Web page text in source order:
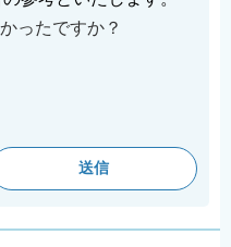
ったですか？